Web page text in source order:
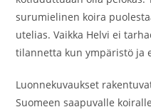
surumielinen koira
utelias. Vaikka Helvi ei
tilannetta kun ympäristö ja
Luonnekuvaukset
Suomeen saapuvalle